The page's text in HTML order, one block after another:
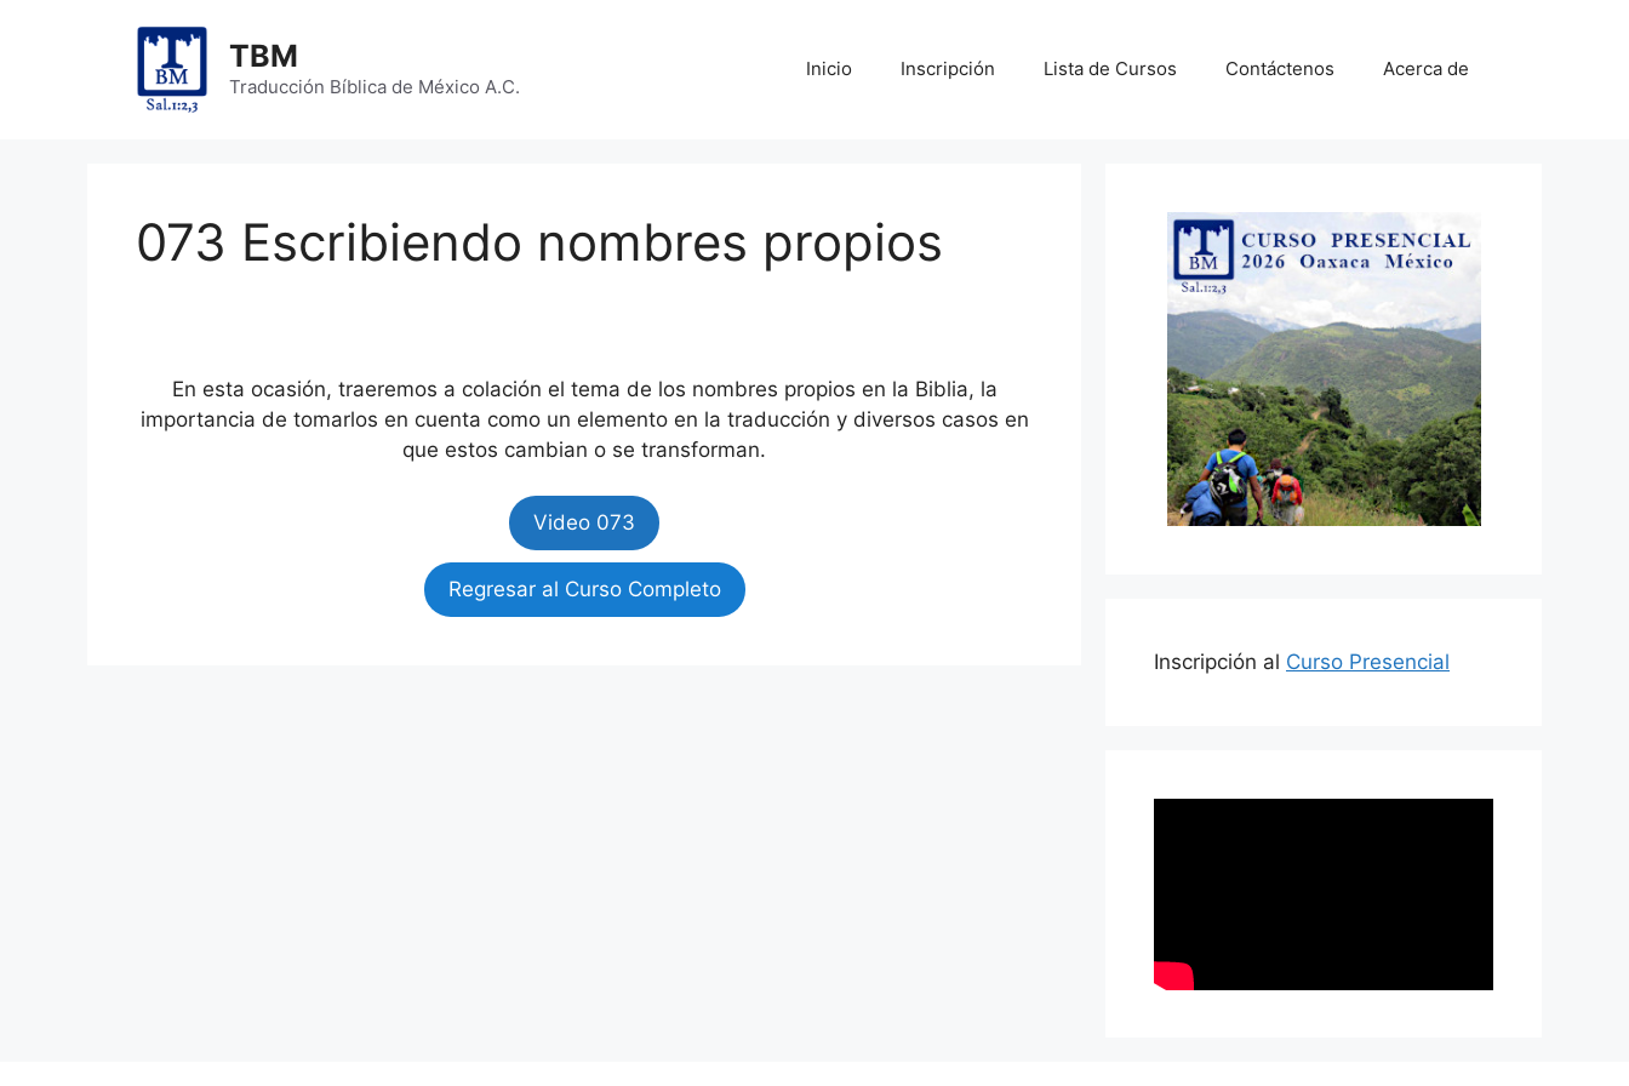
TBM
Traducción Bíblica de México A.C.
Inicio Inscripción Lista de Cursos Contáctenos Acerca de
073 Escribiendo nombres propios
En esta ocasión, traeremos a colación el tema de los nombres propios en la Biblia, la
importancia de tomarlos en cuenta como un elemento en la traducción y diversos casos en
que estos cambian o se transforman.
Video 073
Regresar al Curso Completo
Inscripción al Curso Presencial